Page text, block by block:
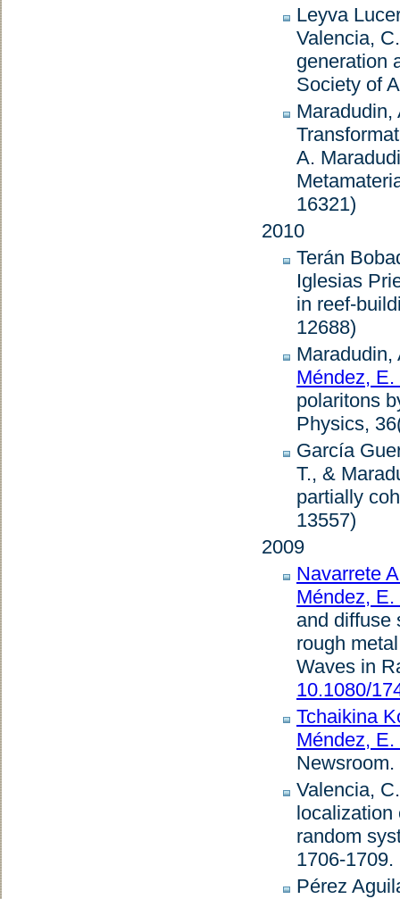
Leyva
Valencia,
generation
Society of
A.
16321)
2010
Terán
Iglesias
in reef-
12688)
Méndez, E.
polaritons
Physics, 36
García
T., &
partially
13557)
2009
Navarrete
Méndez, E.
and diffuse
rough
Waves in
10.1080/
Tchaikina
Méndez, E.
Newsroom
Valencia,
localization
random
1706-
Pérez